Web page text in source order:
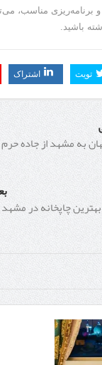
برنامه‌ریزی مناسب،
باشید.
تویت اشتراک
به مشهد از جاده
بهترین چاپخانه در